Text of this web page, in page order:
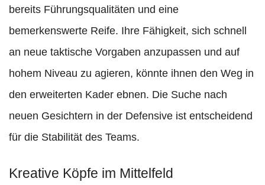
bereits Führungsqualitäten und eine
bemerkenswerte Reife. Ihre Fähigkeit, sich schnell
an neue taktische Vorgaben anzupassen und auf
hohem Niveau zu agieren, könnte ihnen den Weg in
den erweiterten Kader ebnen. Die Suche nach
neuen Gesichtern in der Defensive ist entscheidend
für die Stabilität des Teams.
Kreative Köpfe im Mittelfeld